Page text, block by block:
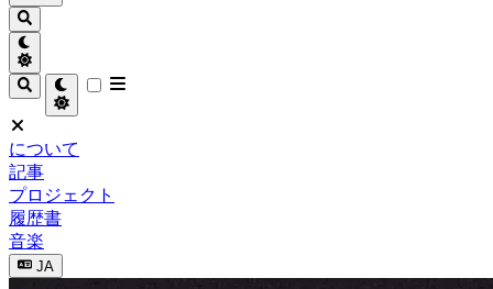
について
記事
プロジェクト
履歴書
音楽
JA